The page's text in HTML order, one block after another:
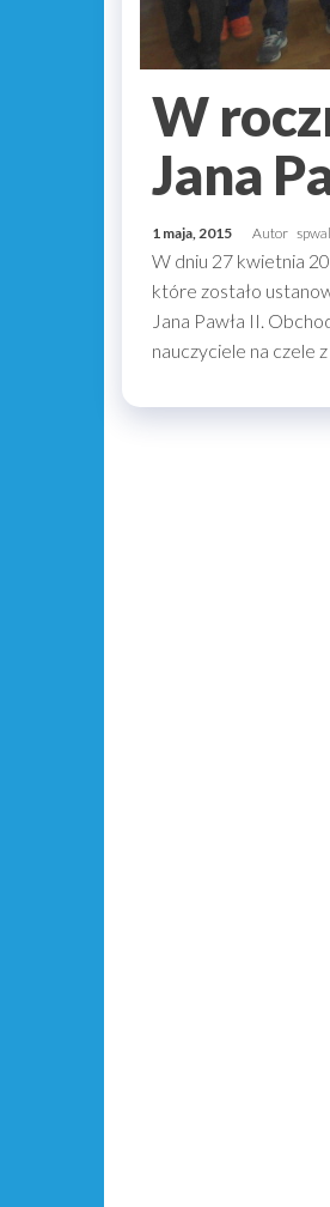
W
Jana
1 maja, 2015 Autor
W dniu 27 kwietnia
które zostało
Jana Pawła II.
nauczyciele na czele